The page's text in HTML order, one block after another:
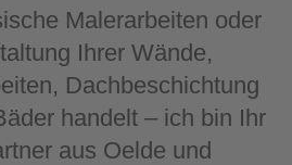
Malerarbeiten oder
Ihrer Wände,
Dachbeschichtung
handelt – ich bin Ihr
aus Oelde und